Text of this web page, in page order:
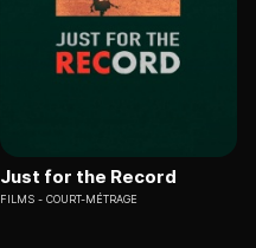
Just for the Record
FILMS COURT-MÉTRAGE